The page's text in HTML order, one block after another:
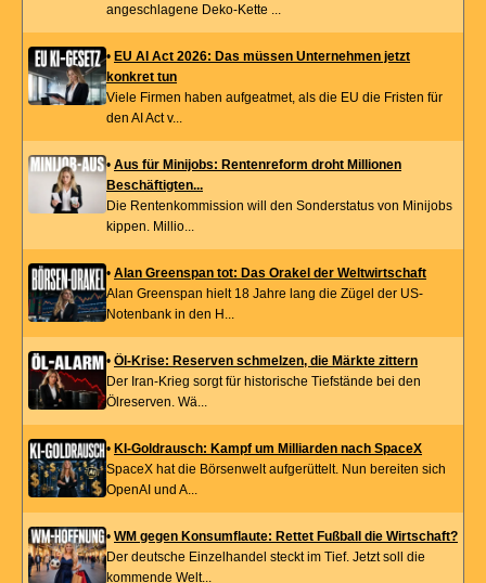
angeschlagene Deko-Kette ...
• EU AI Act 2026: Das müssen Unternehmen jetzt
konkret tun
Viele Firmen haben aufgeatmet, als die EU die Fristen für
den AI Act v...
• Aus für Minijobs: Rentenreform droht Millionen
Beschäftigten...
Die Rentenkommission will den Sonderstatus von Minijobs
kippen. Millio...
• Alan Greenspan tot: Das Orakel der Weltwirtschaft
Alan Greenspan hielt 18 Jahre lang die Zügel der US-
Notenbank in den H...
• Öl-Krise: Reserven schmelzen, die Märkte zittern
Der Iran-Krieg sorgt für historische Tiefstände bei den
Ölreserven. Wä...
• KI-Goldrausch: Kampf um Milliarden nach SpaceX
SpaceX hat die Börsenwelt aufgerüttelt. Nun bereiten sich
OpenAI und A...
• WM gegen Konsumflaute: Rettet Fußball die Wirtschaft?
Der deutsche Einzelhandel steckt im Tief. Jetzt soll die
kommende Welt...